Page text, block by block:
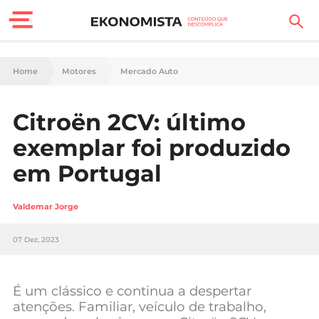
Finanças Pessoais
Carreira
Casa
Lifestyle
Sociedade
Negócios
Home Motores Mercado Auto
Citroën 2CV: último
exemplar foi produzido
em Portugal
Valdemar Jorge
07 Dez, 2023
É um clássico e continua a despertar
atenções. Familiar, veículo de trabalho,